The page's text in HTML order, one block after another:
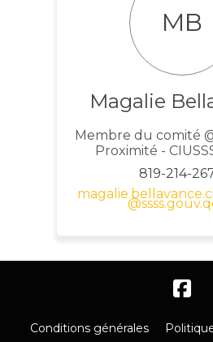
MB
Magalie
Membre du comité
Proximité -
819-214-
Conditions générales